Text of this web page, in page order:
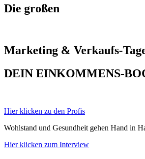
Die großen
Marketing & Verkaufs-
DEIN EINKOMMENS-
Hier klicken zu den Profis
Wohlstand und Gesundheit gehen Hand in
Hier klicken zum Interview